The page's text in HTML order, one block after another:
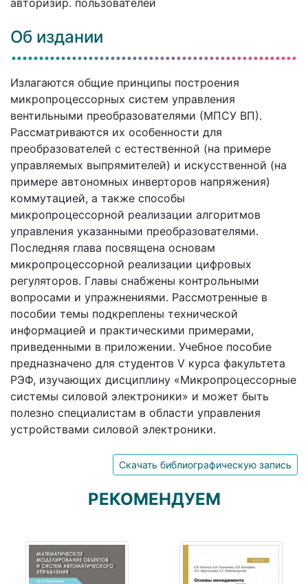
Об издании
Излагаются общие принципы построения
микропроцессорных систем управления
вентильными преобразователями (МПСУ ВП).
Рассматриваются их особенности для
преобразователей с естественной (на примере
управляемых выпрямителей) и искусственной (на
примере автономных инверторов напряжения)
коммутацией, а также способы
микропроцессорной реализации алгоритмов
управления указанными преобразователями.
Последняя глава посвящена основам
микропроцессорной реализации цифровых
регуляторов. Главы снабжены контрольными
вопросами и упражнениями. Рассмотренные в
пособии темы подкреплены технической
информацией и практическими примерами,
приведенными в приложении. Учебное пособие
предназначено для студентов V курса факультета
РЭФ, изучающих дисциплину «Микропроцессорные
системы силовой электроники» и может быть
полезно специалистам в области управления
устройствами силовой электроники.
Скачать библиографическую запись
РЕКОМЕНДУЕМ